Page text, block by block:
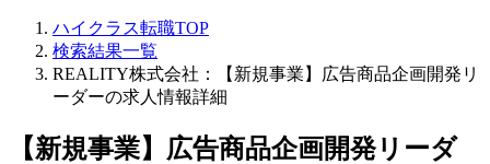
ハイクラス転職TOP
検索結果一覧
REALITY株式会社：【新規事業】広告商品企画開発リ
ーダーの求人情報詳細
【新規事業】広告商品企画開発リーダ